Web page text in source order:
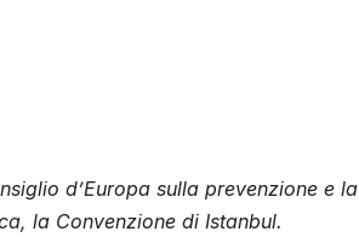
d’Europa sulla prevenzione e la
la Convenzione di Istanbul.